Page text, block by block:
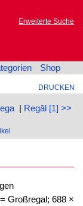
Erweiterte Suche
Shop
DRUCKEN
| Regāl [1] >>
Großregal; 688 ×